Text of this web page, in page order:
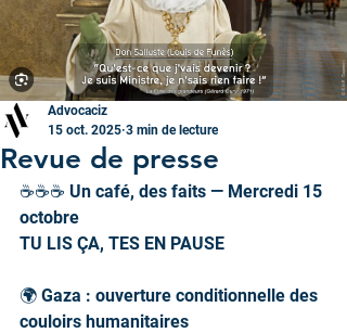
Revue de presse
Advocaciz
15 oct. 2025 3 min de lecture
☕☕️☕️ Un café, des faits — Mercredi 15
octobre
TU LIS ÇA, TES EN PAUSE
🌍 Gaza : ouverture conditionnelle des
couloirs humanitaires